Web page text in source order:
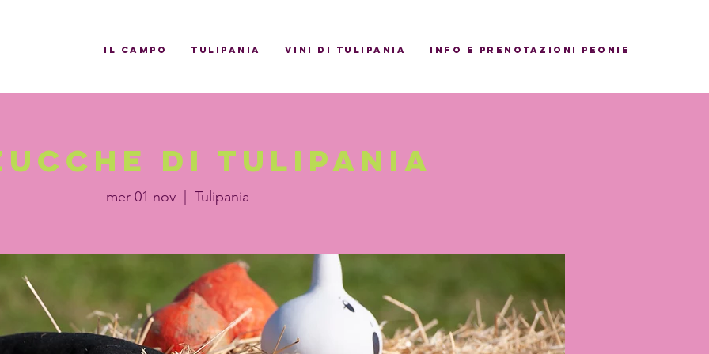
il campo Tulipania Vini di Tulipania INFO E PRENOTAZIONI PEONIE
di Tulipania
mer 01 nov
  |
Tulipania